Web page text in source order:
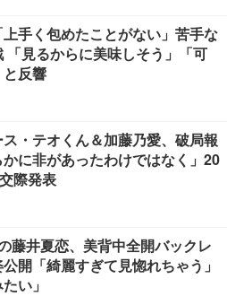
手く包めたことがない」苦手な
「見るからに美味しそう」「可
反響
・テオくん＆加藤乃愛、破局報
に非があったわけではなく」20
際発表
藤井夏恋、美背中全開バックレ
開「綺麗すぎて見惚れちゃう」
い」